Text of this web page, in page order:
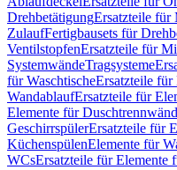
DrehbetätigungErsatzteile für
ZulaufFertigbausets für
VentilstopfenErsatzteile für
SystemwändeTragsysteme
für WaschtischeErsatzteile für
WandablaufErsatzteile für
Elemente für
GeschirrspülerErsatzteile für
KüchenspülenElemente für
WCsErsatzteile für Elemente